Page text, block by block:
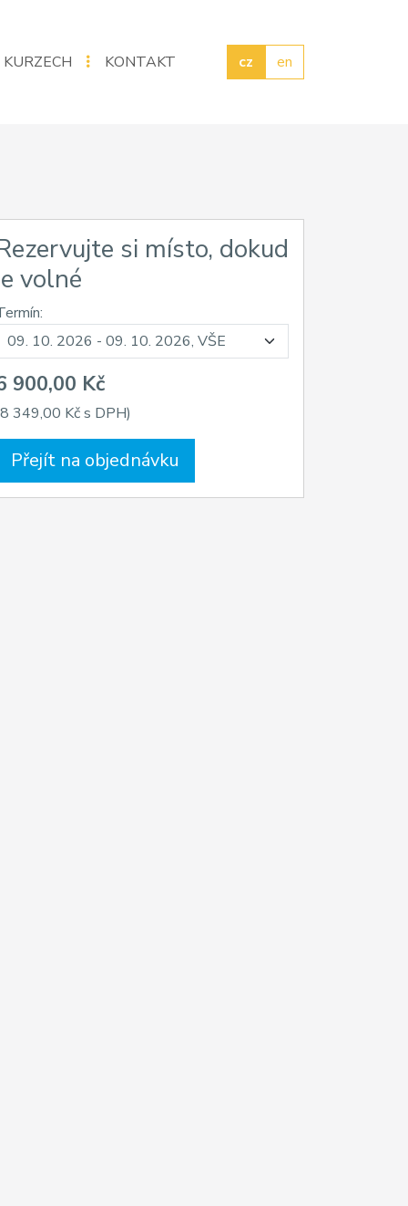
KURZECH KONTAKT cz en
si místo, dokud
volné
900,00 Kč
349,00 Kč s DPH)
Přejít na objednávku